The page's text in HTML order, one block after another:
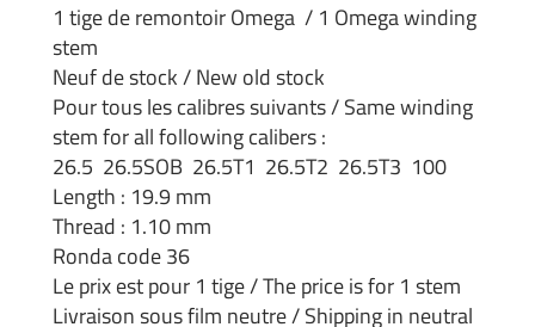
1 tige de remontoir Omega / 1 Omega winding
stem
Neuf de stock / New old stock
Pour tous les calibres suivants / Same winding
stem for all following calibers :
26.5 26.5SOB 26.5T1 26.5T2 26.5T3 100
Length : 19.9 mm
Thread : 1.10 mm
Ronda code 36
Le prix est pour 1 tige / The price is for 1 stem
Livraison sous film neutre / Shipping in neutral